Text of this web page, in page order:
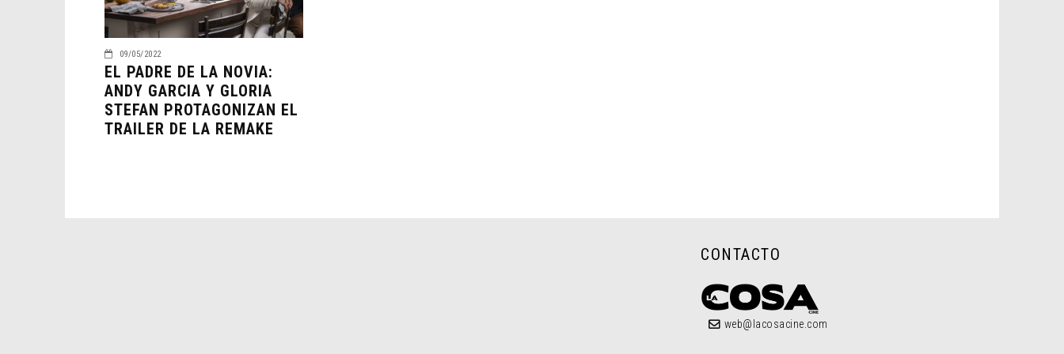
09/05/2022
EL PADRE DE LA NOVIA:
ANDY GARCIA Y GLORIA
STEFAN PROTAGONIZAN EL
TRAILER DE LA REMAKE
CONTACTO
web@lacosacine.com